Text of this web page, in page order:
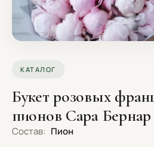
КАТАЛОГ
Букет розовых
пионов Сара Бернар
Состав: Пион